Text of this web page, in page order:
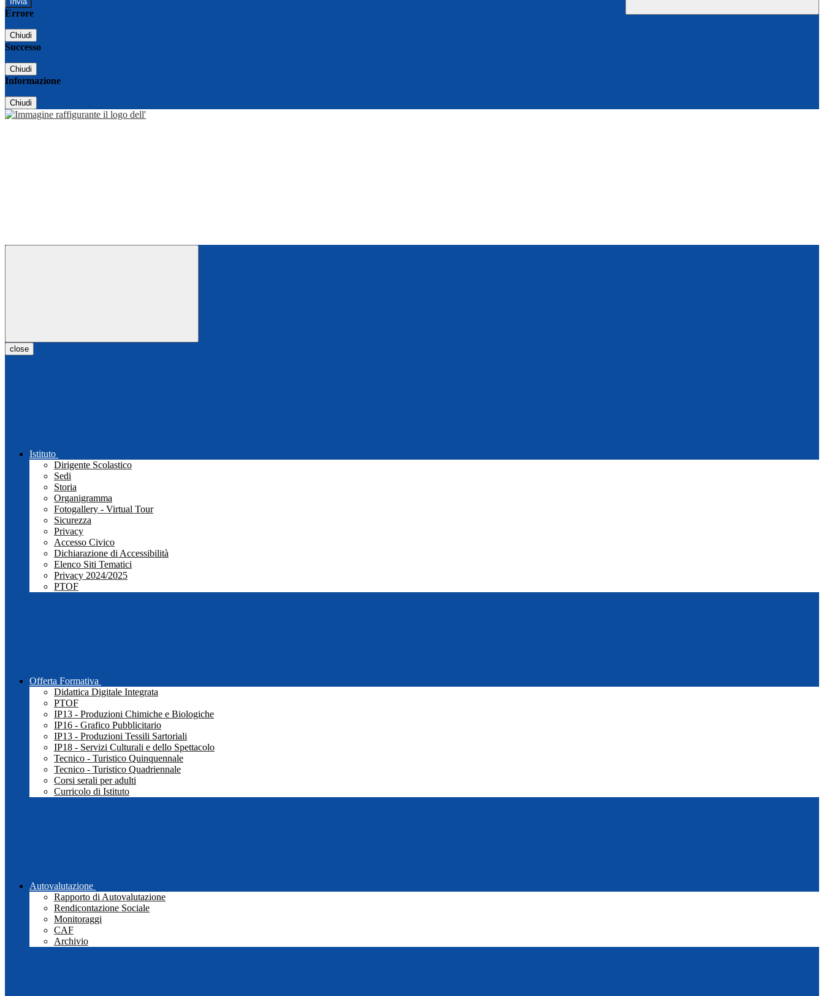
Errore
Chiudi
Successo
Chiudi
Informazione
Chiudi
close
Istituto
Dirigente Scolastico
Sedi
Storia
Organigramma
Fotogallery - Virtual Tour
Sicurezza
Privacy
Accesso Civico
Dichiarazione di Accessibilità
Elenco Siti Tematici
Privacy 2024/2025
PTOF
Offerta Formativa
Didattica Digitale Integrata
PTOF
IP13 - Produzioni Chimiche e Biologiche
IP16 - Grafico Pubblicitario
IP13 - Produzioni Tessili Sartoriali
IP18 - Servizi Culturali e dello Spettacolo
Tecnico - Turistico Quinquennale
Tecnico - Turistico Quadriennale
Corsi serali per adulti
Curricolo di Istituto
Autovalutazione
Rapporto di Autovalutazione
Rendicontazione Sociale
Monitoraggi
CAF
Archivio